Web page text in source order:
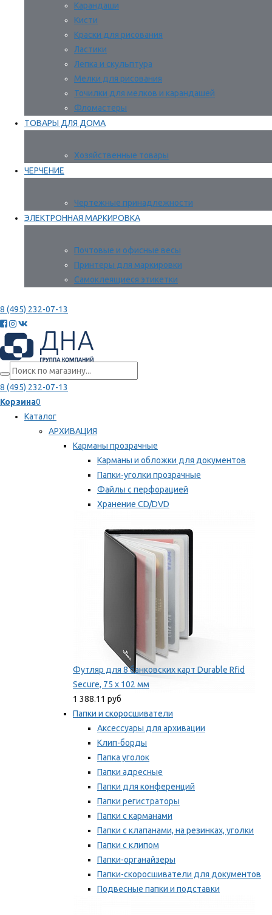
Карандаши
Кисти
Краски для рисования
Ластики
Лепка и скульптура
Мелки для рисования
Точилки для мелков и карандашей
Фломастеры
ТОВАРЫ ДЛЯ ДОМА
Хозяйственные товары
ЧЕРЧЕНИЕ
Чертежные принадлежности
ЭЛЕКТРОННАЯ МАРКИРОВКА
Почтовые и офисные весы
Принтеры для маркировки
Самоклеящиеся этикетки
8 (495) 232-07-13
8 (495) 232-07-13
Корзина0
Каталог
АРХИВАЦИЯ
Карманы прозрачные
Карманы и обложки для документов
Папки-уголки прозрачные
Файлы с перфорацией
Хранение CD/DVD
Мы рекомендуем
Футляр для 8 банковских карт Durable Rfid
Secure, 75 х 102 мм
1 388.11 руб
Папки и скоросшиватели
Аксессуары для архивации
Клип-борды
Папка уголок
Папки адресные
Папки для конференций
Папки регистраторы
Папки с карманами
Папки с клапанами, на резинках, уголки
Папки с клипом
Папки-органайзеры
Папки-скоросшиватели для документов
Подвесные папки и подставки